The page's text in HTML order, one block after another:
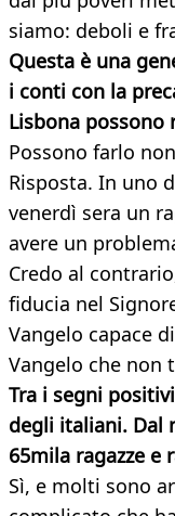
siamo: deboli e
Questa è una
i conti con la
Lisbona possono
Possono farlo
Risposta. In uno
venerdì sera un
avere un
Credo al
fiducia nel
Vangelo capace
Vangelo che non
Tra i segni
degli italiani. Dal
65mila ragazze e
Sì, e molti sono